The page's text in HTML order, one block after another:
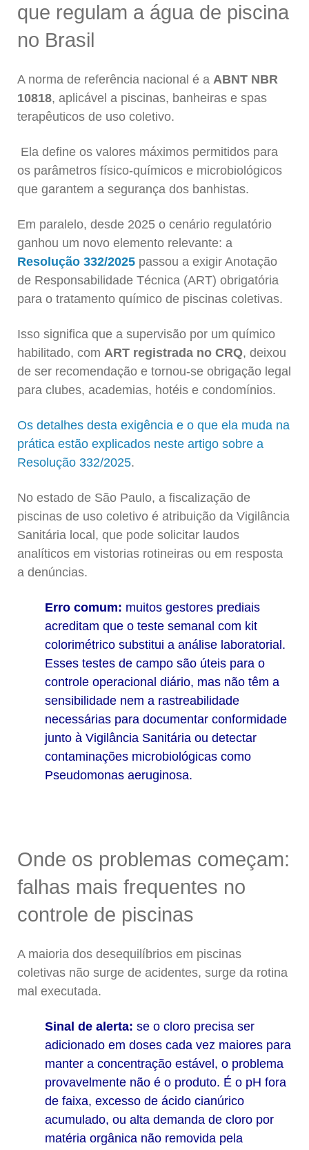
que regulam a água de piscina
no Brasil
A norma de referência nacional é a ABNT NBR
10818, aplicável a piscinas, banheiras e spas
terapêuticos de uso coletivo.
Ela define os valores máximos permitidos para
os parâmetros físico-químicos e microbiológicos
que garantem a segurança dos banhistas.
Em paralelo, desde 2025 o cenário regulatório
ganhou um novo elemento relevante: a
Resolução 332/2025 passou a exigir Anotação
de Responsabilidade Técnica (ART) obrigatória
para o tratamento químico de piscinas coletivas.
Isso significa que a supervisão por um químico
habilitado, com ART registrada no CRQ, deixou
de ser recomendação e tornou-se obrigação legal
para clubes, academias, hotéis e condomínios.
Os detalhes desta exigência e o que ela muda na
prática estão explicados neste artigo sobre a
Resolução 332/2025.
No estado de São Paulo, a fiscalização de
piscinas de uso coletivo é atribuição da Vigilância
Sanitária local, que pode solicitar laudos
analíticos em vistorias rotineiras ou em resposta
a denúncias.
Erro comum: muitos gestores prediais
acreditam que o teste semanal com kit
colorimétrico substitui a análise laboratorial.
Esses testes de campo são úteis para o
controle operacional diário, mas não têm a
sensibilidade nem a rastreabilidade
necessárias para documentar conformidade
junto à Vigilância Sanitária ou detectar
contaminações microbiológicas como
Pseudomonas aeruginosa.
Onde os problemas começam:
falhas mais frequentes no
controle de piscinas
A maioria dos desequilíbrios em piscinas
coletivas não surge de acidentes, surge da rotina
mal executada.
Sinal de alerta: se o cloro precisa ser
adicionado em doses cada vez maiores para
manter a concentração estável, o problema
provavelmente não é o produto. É o pH fora
de faixa, excesso de ácido cianúrico
acumulado, ou alta demanda de cloro por
matéria orgânica não removida pela